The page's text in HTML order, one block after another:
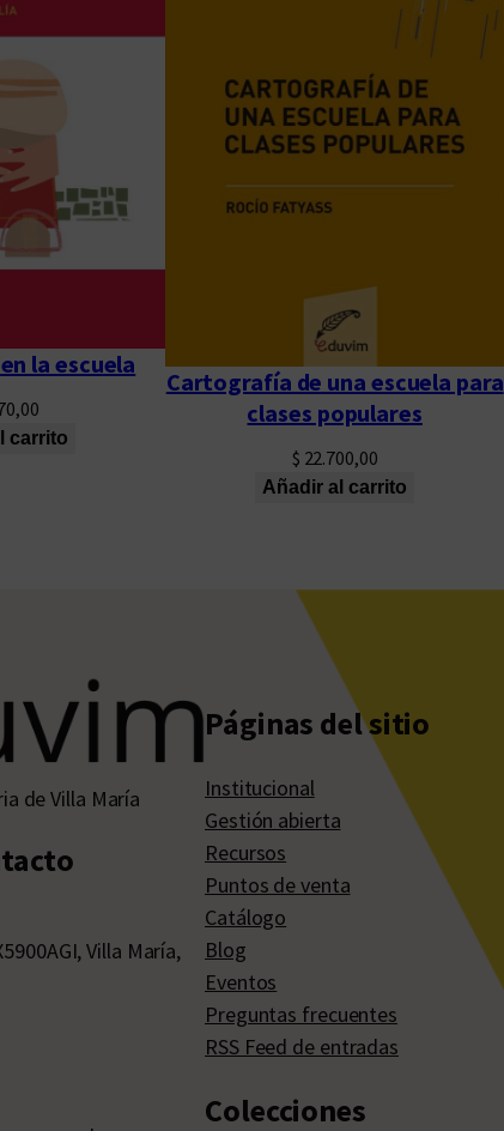
la escuela
carrito
Cartografía de una escuela para
clases populares
$ 22.700,00
Añadir al carrito
de Villa María
Villa María,
Páginas del sitio
Institucional
Gestión abierta
Recursos
Puntos de venta
Catálogo
Blog
Eventos
Preguntas frecuentes
RSS Feed de entradas
Colecciones